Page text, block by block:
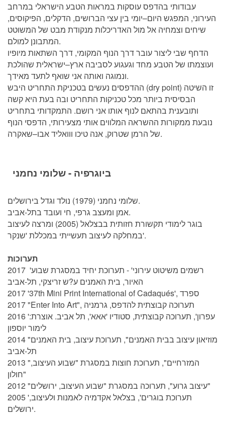
עבודותי בהדפס עוסקות במראות הטבע הישראלי במרחב
העירוני, המפגש היום–יומי בין עצי הברושים, הדקלים, הפיקוסים,
שיחים וצמחיה אל מול האדריכלות מנקודת מבט של המשוטט
המתבונן למולם.
הדחף שבי ליצור עובר דרך הנוף המקומי, דרך השתאות מיופיו
ועוצמתו של הטבע מחד וגעגוע לסביבה ארץ–ישראלית שהולכת
ונמוגה ואותה אני שואף לתעד מאידך.
ההדפסים נעשים בטכניקת התחריט היבש (dry point) זו השיטה
הבסיסית ביותר מכל טכניקות התחריט ובה בעת היא קשה
ותובענית בהתאם לנוף אותו אני רושם. התמקדותי בתחריט
נובעת ממקורות ההשראה המלווים אותי מצעירותי, הדפסי הנוף
של הרמן שטרוק, אנה טיכו ווואליד אבו–שאקרה.
ביוגרפיה - שלומי נחמני
שלומי נחמני (1979) נולד וגדל בירושלים.
אמן ומעצב גרפי, חי ועובד בתל-אביב.
בוגר לימודי תקשורת חזותית בבצלאל (2005) ומרצה לעיצוב
במחלקה לעיצוב תעשייתי במכללת 'שנקר'.
תערוכות
2017 'רשמים משיטוט עירוני' - תערוכת יחיד במסגרת שבוע
האיור, בית האמנים ע?ש זריצקי, תל-אביב
2017 '37th Mini Print International of Cadaqués', ספרד
2017 "Enter Into Art", תערוכה קבוצתית להדפס, גרמניה
2016 'עפרון', תערוכה קבוצתית, סטודיו 'אאא', תל אביב. אוצרת:
לימור יוספון
2014 "מוזיאון עיצוב בבית האמנים", תערוכת עיצוב, בית האמנים
תל-אביב
2013 "המזרחיים", תערוכת חוצות במסגרת "שבוע העיצוב,
חולון"
2012 "עיצוב גרוע", תערוכה במסגרת "שבוע העיצוב, ירושלים"
2005 'תערוכת בוגרים', בצלאל אקדמיה לאמנות ולעיצוב,
ירושלים.